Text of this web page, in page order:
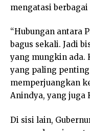
mengatasi
“Hubungan antara
bagus sekali. Jadi
yang mungkin ada.
yang paling
memperjuangkan
Anindya, yang juga
Di sisi lain,